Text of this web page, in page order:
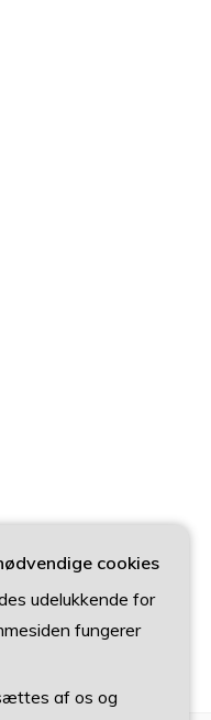
cookies
udelukkende for
fungerer
af os og